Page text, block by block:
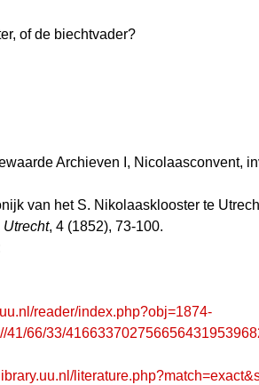
of de biechtvader?
Archieven I, Nicolaasconvent,
van het S. Nikolaasklooster te
, 4 (1852), 73-100.
reader/index.php?obj=1874-
41/66/33/